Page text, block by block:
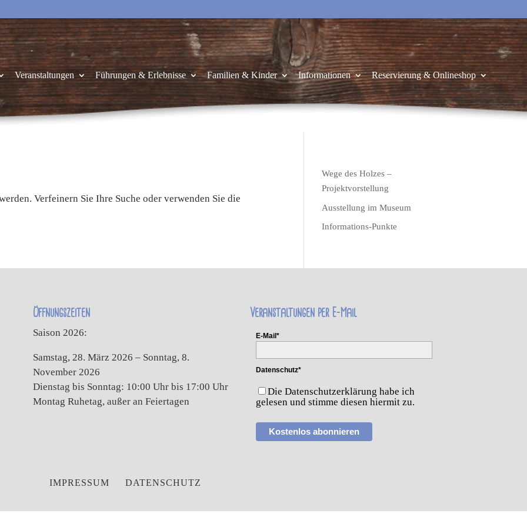
Veranstaltungen Führungen & Erlebnisse Familien & Kinder Informationen Reservierung & Onlineshop
Verfeinern Sie Ihre Suche oder verwenden Sie die
Wege des Holzes –
Projektvorstellung
Ausstellung im Museum
Informations-Punkte
Öffnungszeiten
Saison 2026:
Samstag, 28. März 2026 – Sonntag, 8.
November 2026
Dienstag bis Sonntag: 10:00 Uhr bis 17:00 Uhr
Montag Ruhetag, außer an Feiertagen
Veranstaltungen per E-Mail
E-Mail*
Datenschutz*
Die Datenschutzerklärung habe ich
gelesen und stimme diesen hiermit zu.
Kostenlos abonnieren
IMPRESSUM DATENSCHUTZ